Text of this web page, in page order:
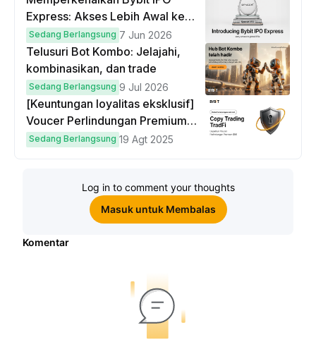
Express: Akses Lebih Awal ke
IPO Global!
Sedang Berlangsung 7 Jun 2026
Telusuri Bot Kombo: Jelajahi,
kombinasikan, dan trade
Sedang Berlangsung 9 Jul 2026
[Keuntungan loyalitas eksklusif]
Voucer Perlindungan Premium
hingga $50
Sedang Berlangsung 19 Agt 2025
Log in to comment your thoughts
Masuk untuk Membalas
Komentar